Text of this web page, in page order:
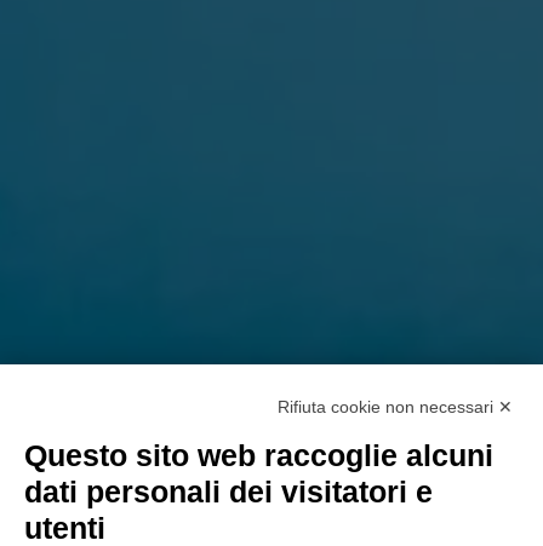
Rifiuta cookie non necessari ✕
Questo sito web raccoglie alcuni
dati personali dei visitatori e
utenti